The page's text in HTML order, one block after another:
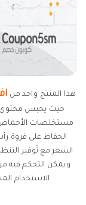
هذا المنتج واحد من
حيث يحبس محتوى
مستخلصات الأحماض
الحفاظ على فروة
الشعر مع تَوفير
ويمكن التحكم فيه
الاستخدام